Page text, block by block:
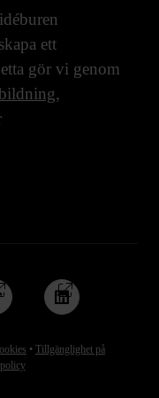
ett
gör vi genom
,
• Tillgänglighet på
Följ
oss
Linkedin